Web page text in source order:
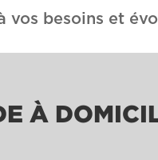
vos besoins et
À